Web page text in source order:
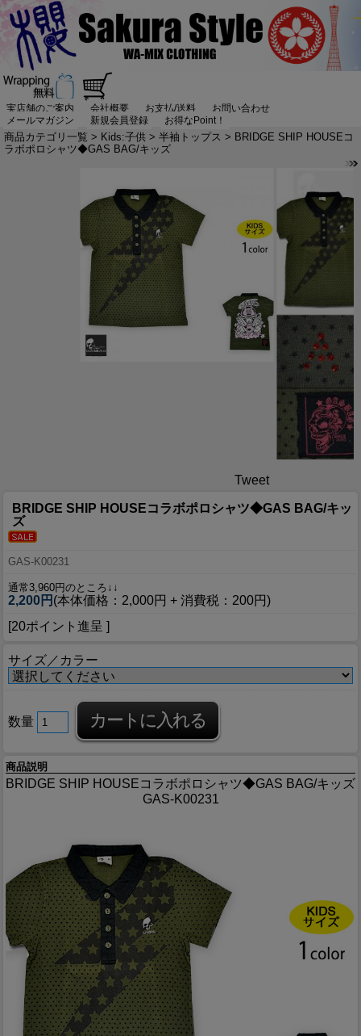
実店舗のご案内 会社概要 お支払/送料
お問い合わせ
メールマガジン
新規会員登録 お得なPoint！
商品カテゴリ一覧 > Kids:子供 > 半袖トップス > BRIDGE SHIP HOUSEコ
ラボポロシャツ◆GAS BAG/キッズ
Tweet
BRIDGE SHIP HOUSEコラボポロシャツ◆GAS BAG/キッ
ズ
GAS-K00231
通常3,960円のところ↓↓
2,200円 (本体価格：2,000円 + 消費税：200円)
[20ポイント進呈 ]
サイズ／カラー
数量
商品説明
BRIDGE SHIP HOUSEコラボポロシャツ◆GAS BAG/キッズ
GAS-K00231